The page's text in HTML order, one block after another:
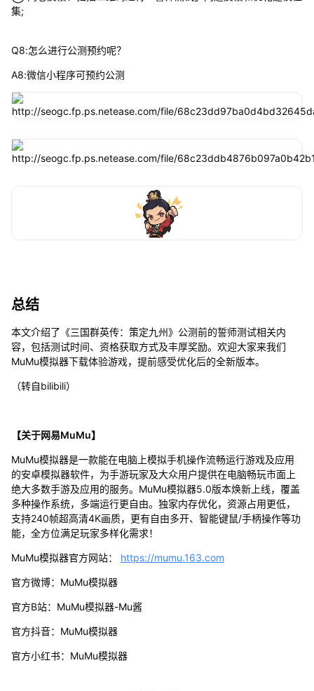
集;
Q8:怎么进行公测预约呢？
A8:微信小程序可预约公测
总结
本文介绍了《三国群英传：策定九州》公测前的誓师测试相关内
容，包括测试时间、资格获取方式及丰厚奖励。欢迎大家来我们
MuMu模拟器下载体验游戏，提前感受优化后的全新版本。
（转自bilibili）
【关于网易MuMu】
MuMu模拟器是一款能在电脑上模拟手机操作流畅运行游戏及应用
的安卓模拟器软件，为手游玩家及大众用户提供在电脑畅玩市面上
绝大多数手游及应用的服务。MuMu模拟器5.0版本焕新上线，覆盖
多种操作系统，多端运行更自由。独家内存优化，资源占用更低，
支持240帧超高清4K画质，更有自由多开、智能键鼠/手柄操作等功
能，全方位满足玩家多样化需求！
MuMu模拟器官方网站： https://mumu.163.com
官方微博：MuMu模拟器
官方B站：MuMu模拟器-Mu酱
官方抖音：MuMu模拟器
官方小红书：MuMu模拟器